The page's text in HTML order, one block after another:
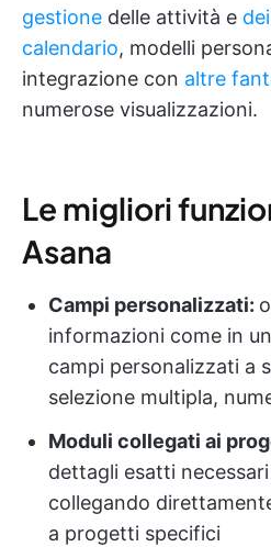
gestione delle attività e
calendario, modelli
integrazione con altre
numerose visualizzazioni.
Le migliori
Asana
Campi personalizzati:
informazioni come in
campi personalizzati a
selezione multipla,
Moduli collegati ai
dettagli esatti
collegando
a progetti specifici